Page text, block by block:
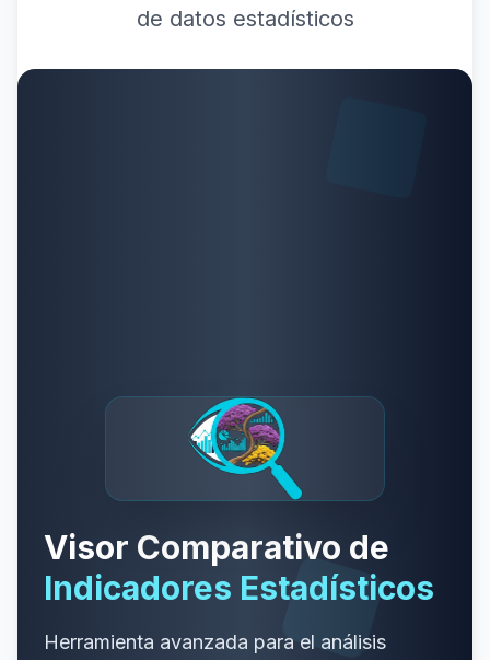
de datos estadísticos
Visor Comparativo de
Indicadores Estadísticos
Herramienta avanzada para el análisis